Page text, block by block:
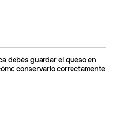
debés guardar el queso en
conservarlo correctamente